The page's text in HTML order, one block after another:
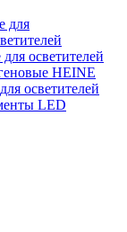
для
осветителей
HEINE
осветителей
LED